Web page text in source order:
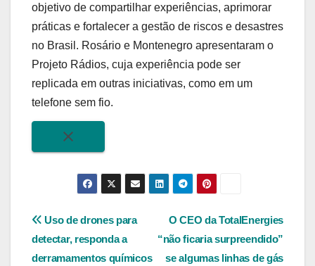
objetivo de compartilhar experiências, aprimorar
práticas e fortalecer a gestão de riscos e desastres
no Brasil. Rosário e Montenegro apresentaram o
Projeto Rádios, cuja experiência pode ser
replicada em outras iniciativas, como em um
telefone sem fio.
Navegação
de
O CEO da TotalEnergies
“não ficaria surpreendido”
se algumas linhas de gás
Uso de drones para
detectar, responda a
derramamentos químicos